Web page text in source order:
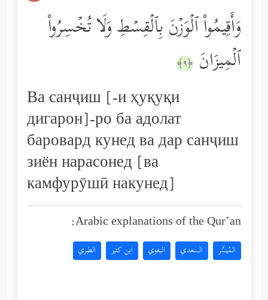
وَأَقِیمُواْ ٱلۡوَزۡنَ بِٱلۡقِسۡطِ وَلَا تُخۡسِرُواْ
ٱلۡمِیزَانَ ﴿٩﴾
Ва санҷиш [-и ҳуқуқи
дигарон]-ро ба адолат
баровард кунед ва дар санҷиш
зиён нарасонед [ва
камфурӯшӣ накунед]
Arabic explanations of the Qur’an:
المُيسَّر السعدي البغوي ابن كثير الطبري